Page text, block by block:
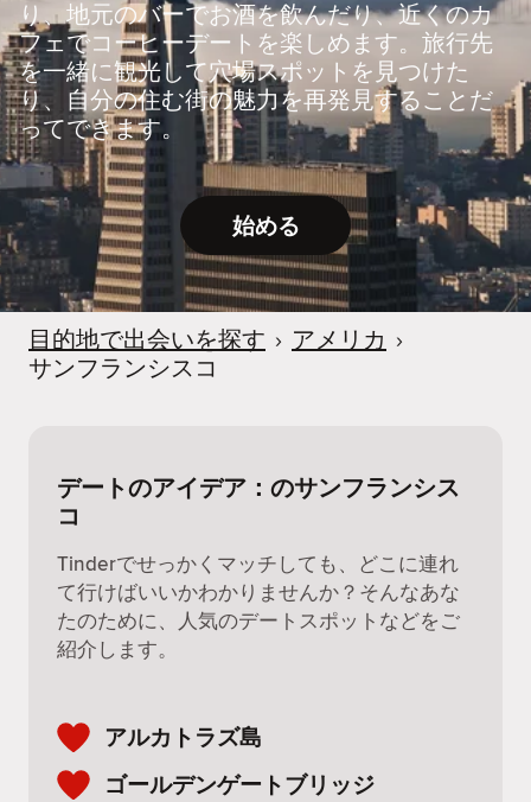
り、地元のバーでお酒を飲んだり、近くのカ
フェでコーヒーデートを楽しめます。旅行先
を一緒に観光して穴場スポットを見つけた
り、自分の住む街の魅力を再発見することだ
ってできます。
始める
目的地で出会いを探す › アメリカ ›
サンフランシスコ
デートのアイデア：のサンフランシス
コ
Tinderでせっかくマッチしても、どこに連れ
て行けばいいかわかりませんか？そんなあな
たのために、人気のデートスポットなどをご
紹介します。
アルカトラズ島
ゴールデンゲートブリッジ